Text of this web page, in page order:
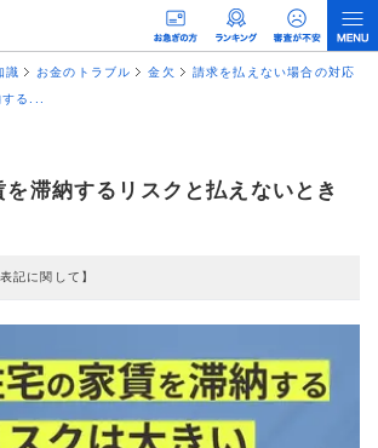
識 お金のトラブル 金欠
請求を払えない場合の対応
る...
滞納するリスクと払えないとき
記に関して】
基づき、公平性を担保した情報提供を行っています。